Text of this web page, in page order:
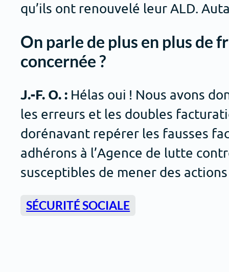
qu’ils ont renouvelé leur ALD.
On parle de plus en plus de
concernée ?
J.-F. O. : Hélas oui ! Nous avons
les erreurs et les doubles
dorénavant repérer les fausses
adhérons à l’Agence de lutte
susceptibles de mener des
SÉCURITÉ SOCIALE